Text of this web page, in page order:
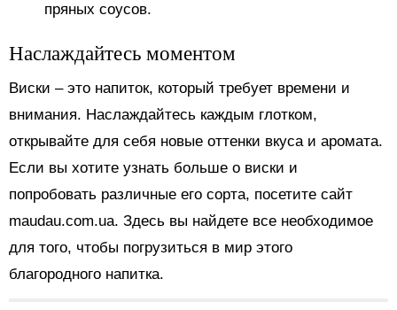
пряных соусов.
Наслаждайтесь моментом
Виски – это напиток, который требует времени и
внимания. Наслаждайтесь каждым глотком,
открывайте для себя новые оттенки вкуса и аромата.
Если вы хотите узнать больше о виски и
попробовать различные его сорта, посетите сайт
maudau.com.ua. Здесь вы найдете все необходимое
для того, чтобы погрузиться в мир этого
благородного напитка.